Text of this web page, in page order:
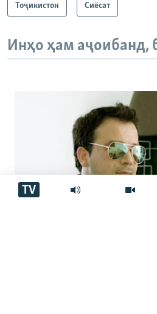
TV
Тоҷикистон Сиёсат
Инҳо ҳам аҷоибанд,